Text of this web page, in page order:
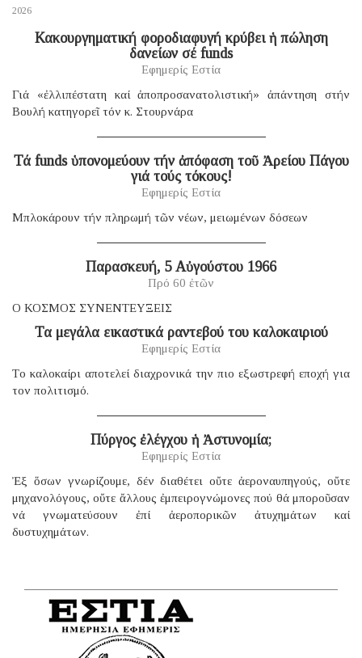
2026
Κακουργηματική φοροδιαφυγή κρύβει ἡ πώληση
δανείων σέ funds
Εφημερίς Εστία
Γιά «ἐλλιπέστατη καί ἀποπροσανατολιστική» ἀπάντηση στήν
Βουλή κατηγορεῖ τόν κ. Στουρνάρα
Τά funds ὑπονομεύουν τήν ἀπόφαση τοῦ Ἀρείου Πάγου
γιά τούς τόκους!
Εφημερίς Εστία
Μπλοκάρουν τήν πληρωμή τῶν νέων, μειωμένων δόσεων
Παρασκευή, 5 Αὐγούστου 1966
Πρό 60 ἐτῶν
Ο ΚΟΣΜΟΣ ΣΥΝΕΝΤΕΥΞΕΙΣ
Τα μεγάλα εικαστικά ραντεβού του καλοκαιριού
Εφημερίς Εστία
Tο καλοκαίρι αποτελεί διαχρονικά την πιο εξωστρεφή εποχή για
τον πολιτισμό.
Πύργος ἐλέγχου ἡ Ἀστυνομία;
Εφημερίς Εστία
Ἐξ ὅσων γνωρίζουμε, δέν διαθέτει οὔτε ἀεροναυπηγούς, οὔτε
μηχανολόγους, οὔτε ἄλλους ἐμπειρογνώμονες πού θά μποροῦσαν
νά γνωματεύσουν ἐπί ἀεροπορικῶν ἀτυχημάτων καί
δυστυχημάτων.